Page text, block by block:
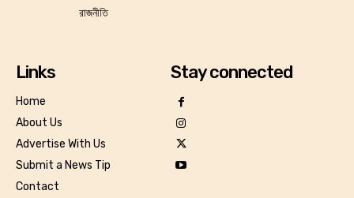
রাজনীতি
Links
Home
About Us
Advertise With Us
Submit a News Tip
Contact
Stay connected